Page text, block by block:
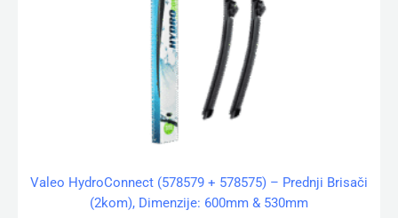
Valeo HydroConnect (578579 + 578575) – Prednji Brisači
(2kom), Dimenzije: 600mm & 530mm